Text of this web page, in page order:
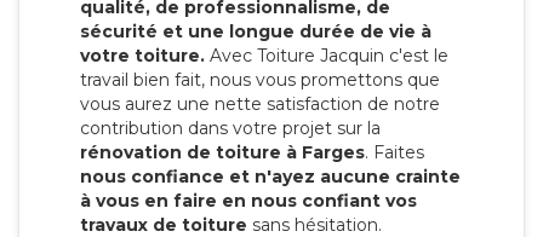
qualité, de professionnalisme, de
sécurité et une longue durée de vie à
votre toiture. Avec Toiture Jacquin c'est le
travail bien fait, nous vous promettons que
vous aurez une nette satisfaction de notre
contribution dans votre projet sur la
rénovation de toiture à Farges. Faites
nous confiance et n'ayez aucune crainte
à vous en faire en nous confiant vos
travaux de toiture sans hésitation.